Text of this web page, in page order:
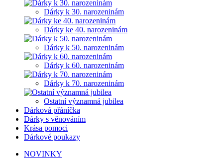
Dárky k 30. narozeninám
Dárky ke 40. narozeninám
Dárky k 50. narozeninám
Dárky k 60. narozeninám
Dárky k 70. narozeninám
Ostatní významná jubilea
Dárková přáníčka
Dárky s věnováním
Krása pomoci
Dárkové poukazy
NOVINKY